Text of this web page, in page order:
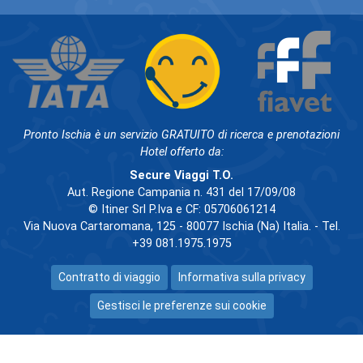
Pronto Ischia è un servizio GRATUITO di ricerca e prenotazioni
Hotel offerto da:
Secure Viaggi T.O.
Aut. Regione Campania n. 431 del 17/09/08
© Itiner Srl P.Iva e CF: 05706061214
Via Nuova Cartaromana, 125 - 80077 Ischia (Na) Italia. - Tel.
+39 081.1975.1975
Contratto di viaggio Informativa sulla privacy
Gestisci le preferenze sui cookie